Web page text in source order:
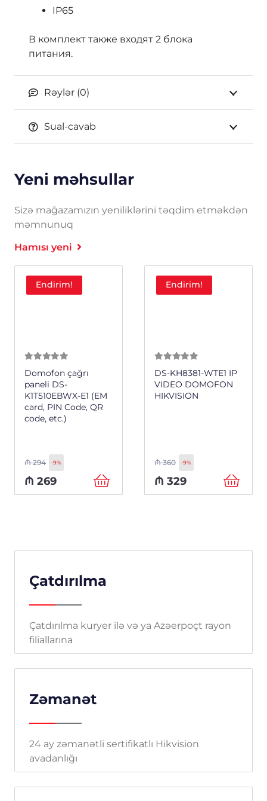
IP65
В комплект также входят 2 блока
питания.
Rəylər (0)
Sual-cavab
Yeni məhsullar
Sizə mağazamızın yeniliklərini təqdim etməkdən
məmnunuq
Hamısı yeni
Endirim!
Domofon çağrı
paneli DS-
K1T510EBWX-E1 (EM
card, PIN Code, QR
code, etc.)
₼294 -9%
₼ 269
Endirim!
DS-KH8381-WTE1 IP
VIDEO DOMOFON
HIKVISION
₼360 -9%
₼ 329
Çatdırılma
Çatdırılma kuryer ilə və ya Azəerpoçt rayon
filiallarına
Zəmanət
24 ay zəmanətli sertifikatlı Hikvision
avadanlığı